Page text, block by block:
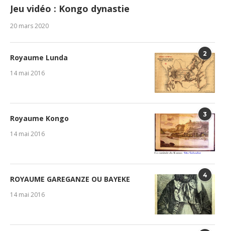
Jeu vidéo : Kongo dynastie
20 mars 2020
2
Royaume Lunda
14 mai 2016
3
Royaume Kongo
14 mai 2016
4
ROYAUME GAREGANZE OU BAYEKE
14 mai 2016